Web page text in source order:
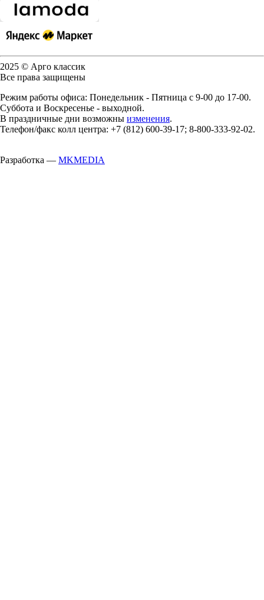
2025 © Арго классик
Все права защищены
Режим работы офиса: Понедельник - Пятница с 9-00 до 17-00.
Суббота и Воскресенье - выходной.
В праздничные дни возможны изменения.
Телефон/факс колл центра: +7 (812) 600-39-17; 8-800-333-92-02.
Разработка — MKMEDIA